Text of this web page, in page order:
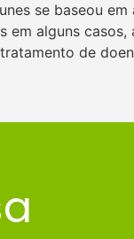
se baseou
alguns
de